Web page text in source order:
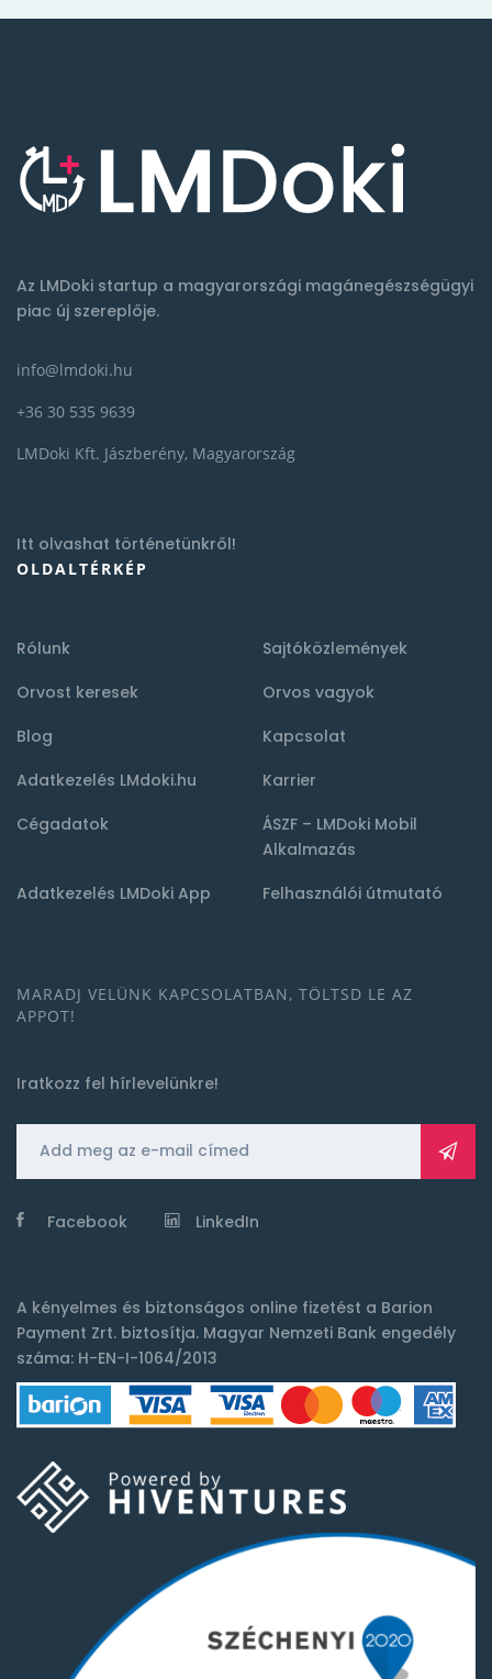
Az LMDoki startup a magyarországi magánegészségügyi
piac új szereplője.
info@lmdoki.hu
+36 30 535 9639
LMDoki Kft. Jászberény, Magyarország
Itt olvashat történetünkről!
OLDALTÉRKÉP
Rólunk
Sajtóközlemények
Orvost keresek
Orvos vagyok
Blog
Kapcsolat
Adatkezelés LMdoki.hu
Karrier
Cégadatok
ÁSZF – LMDoki Mobil
Alkalmazás
Adatkezelés LMDoki App
Felhasználói útmutató
MARADJ VELÜNK KAPCSOLATBAN, TÖLTSD LE AZ
APPOT!
Iratkozz fel hírlevelünkre!
Facebook LinkedIn
A kényelmes és biztonságos online fizetést a Barion
Payment Zrt. biztosítja. Magyar Nemzeti Bank engedély
száma: H-EN-I-1064/2013